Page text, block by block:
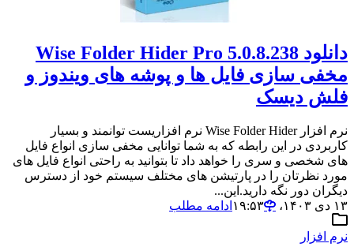
دانلود Wise Folder Hider Pro 5.0.8.238
مخفی سازی فایل ها و پوشه های ویندوز و
فلش دیسک
نرم افزار Wise Folder Hider نرم افزاریست توانمند و بسیار
کاربردی در این رابطه که به شما توانایی مخفی سازی انواع فایل
های شخصی و سری را خواهد داد تا بتوانید به راحتی انواع فایل های
مورد نظرتان را در پارتیشن های مختلف سیستم خود از دسترس
دیگران دور نگه دارید.این...
۱۳ دی ۱۴۰۳،‏ ۱۹:۵۳
ادامه مطلب
نرم افزار